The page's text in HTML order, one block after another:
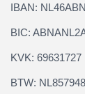
IBAN:
BIC:
KVK: 69631727
BTW: